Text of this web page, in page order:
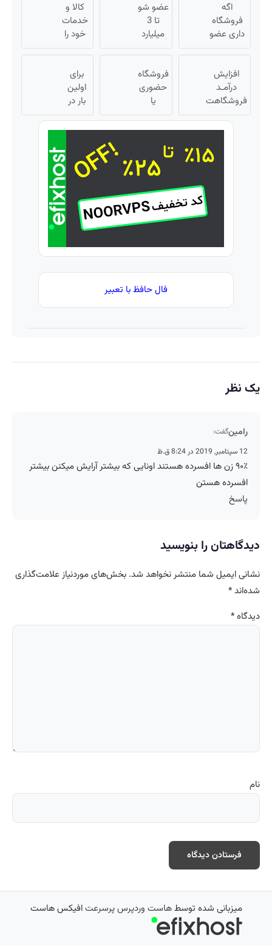
وام بگیر
فروشگاهت
رو ثبت کن
اگه
فروشگاه
داری عضو
فروشندگان
شو 3
میلیارد وام
بگیر
عضو شو
تا 3
میلیارد
وام بگیر
فروشگاه
ها »
کالا و
خدمات
خود را
به
اقساطی
بفروشید
افزایش
درآمـد
فروشگاهت
رو تضمین
کن «
رو ثبت کن
فروشگاه
حضوری
یا
اینترنتی
داری؟
محصول
و
رو
بفروش
برای
اولین
بار در
ایران
🇮🇷
کرم
ترمیم
23 روزه
ساخت!
فال حافظ با تعبیر
یک نظر
رامینگفت:
12 سپتامبر, 2019 در 8:24 ق.ظ
۹۰٪ زن ها افسرده هستند اونایی که بیشتر آرایش میکنن بیشتر
افسرده هستن
پاسخ
دیدگاهتان را بنویسید
نشانی ایمیل شما منتشر نخواهد شد. بخش‌های موردنیاز علامت‌گذاری
شده‌اند*
دیدگاه*
نام
میزبانی شده توسطهاست وردپرس پرسرعتافیکس هاست